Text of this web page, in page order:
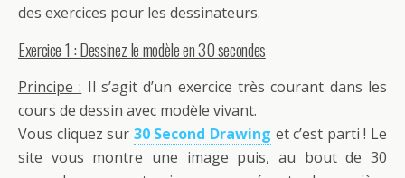
des exercices pour les dessinateurs.
Exercice 1 : Dessinez le modèle en 30 secondes
Principe : Il s’agit d’un exercice très courant dans les
cours de dessin avec modèle vivant.
Vous cliquez sur 30 Second Drawing et c’est parti ! Le
site vous montre une image puis, au bout de 30